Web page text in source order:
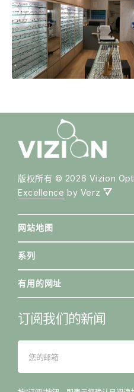
版权所有 © 2026 Vizion
Excellence by Verz
网站地图
系列
有用的网址
订阅我们的新闻
您的邮箱